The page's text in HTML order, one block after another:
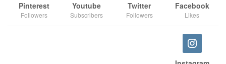
Facebook
Likes
Twitter
Followers
Youtube
Subscribers
Pinterest
Followers